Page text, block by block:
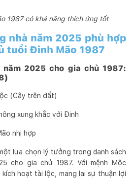
1987 có khả năng thích ứng tốt
nhà năm 2025 phù hợp
tuổi Đinh Mão 1987
năm 2025 cho gia chủ 1987:
(Cây trên đất)
xung khắc với Đinh
nhị hợp
lựa chọn lý tưởng trong danh sách
cho gia chủ 1987. Với mệnh Mộc
hoạt tài lộc, mang lại sự thuận lợi